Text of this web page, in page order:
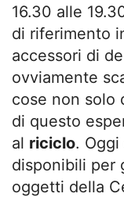
16.30 alle
di riferimento
accessori di
ovviamente
cose non solo
di questo
al riciclo.
disponibili per
oggetti della